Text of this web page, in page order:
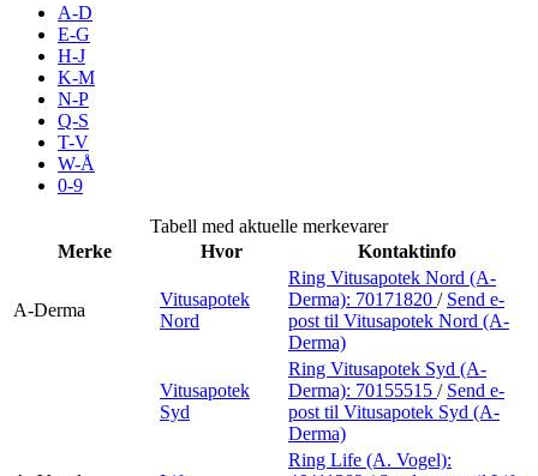
Inspirasjon
Søk
Praktisk informasjon
Ledige stillinger
A-D
E-G
H-J
K-M
N-P
Q-S
T-V
W-Å
0-9
Tabell med aktuelle merkevarer
Merke
Hvor Kontaktinfo
A-Derma
Vitusapotek
Nord
Ring Vitusapotek Nord (A-
Derma): 70171820 / Send e-
post til Vitusapotek Nord (A-
Derma)
Vitusapotek
Syd
Ring Vitusapotek Syd (A-
Derma): 70155515 / Send e-
post til Vitusapotek Syd (A-
Derma)
Ring Life (A. Vogel):